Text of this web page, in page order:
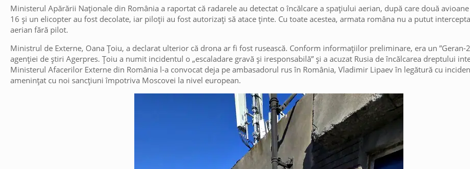
Ministerul Apărării Naționale din România a raportat că radarele au detectat o încălcare a spațiului aerian, după care două
16 și un elicopter au fost decolate, iar piloții au fost autorizați să atace ținte. Cu toate acestea, armata româna nu a putut
aerian fără pilot.
Ministrul de Externe, Oana Țoiu, a declarat ulterior că drona ar fi fost rusească. Conform informațiilor preliminare, era un ”Geran-
agenției de știri Agerpres. Țoiu a numit incidentul o „escaladare gravă și iresponsabilă” și a acuzat Rusia de încălcarea dreptului
Ministerul Afacerilor Externe din România l-a convocat deja pe ambasadorul rus în România, Vladimir Lipaev în legătură cu
amenințat cu noi sancțiuni împotriva Moscovei la nivel european.